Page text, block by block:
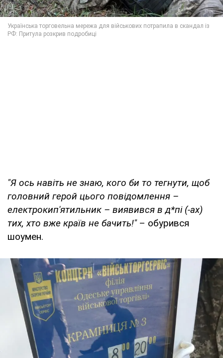
"Я ось навіть не знаю, кого би то тегнути, щоб
головний герой цього повідомлення –
електрокип'ятильник – виявився в д*пі (-ах)
тих, хто вже країв не бачить!"– обурився
шоумен.